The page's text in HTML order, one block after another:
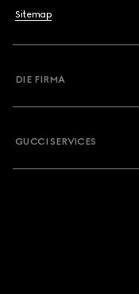
Sitemap
DIE FIRMA
GUCCI SERVICES